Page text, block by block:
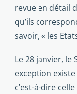
revue en détail
qu’ils
savoir, « les
Le 28 janvier, le
excep­tion
c’est-à-dire